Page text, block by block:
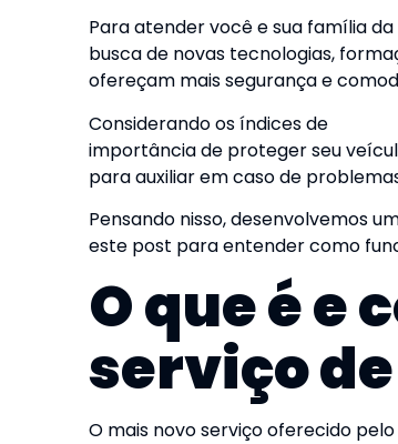
Para atender você e sua família
busca de novas tecnologias,
ofereçam mais segurança e
Considerando os índices de
importância de proteger seu
para auxiliar em caso de
Pensando nisso, desenvolvemos
este post para entender como
O que é e
serviço
O mais novo serviço oferecido